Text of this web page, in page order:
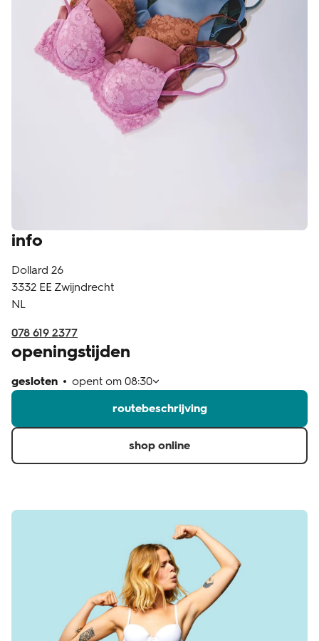
klantenservice
info
Dollard 26
3332 EE Zwijndrecht
NL
078 619 2377
openingstijden
gesloten opent om 08:30
routebeschrijving
shop online